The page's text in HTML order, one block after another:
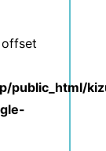
public_html/